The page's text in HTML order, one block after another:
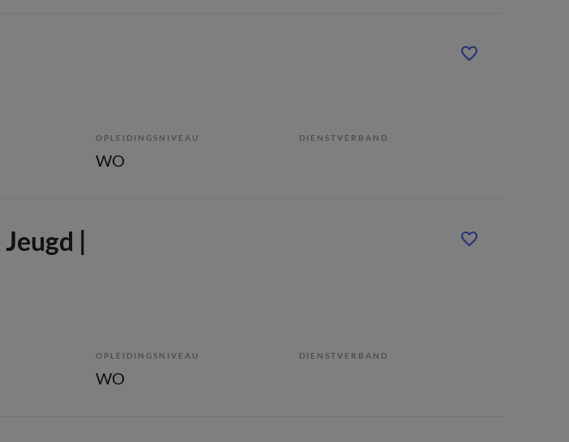
OPLEIDINGSNIVEAU
WO
DIENSTVERBAND
|
OPLEIDINGSNIVEAU
WO
DIENSTVERBAND